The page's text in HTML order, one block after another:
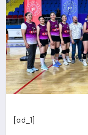
SPOR
YAŞAM
[ad_1]